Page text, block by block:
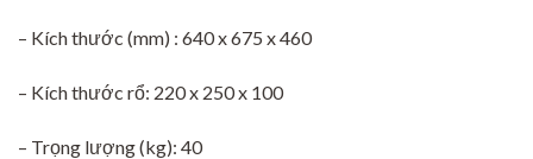
– Kích thước (mm) : 640 x 675 x 460
– Kích thước rổ: 220 x 250 x 100
– Trọng lượng (kg): 40